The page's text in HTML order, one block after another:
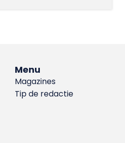
Menu
Magazines
Tip de redactie